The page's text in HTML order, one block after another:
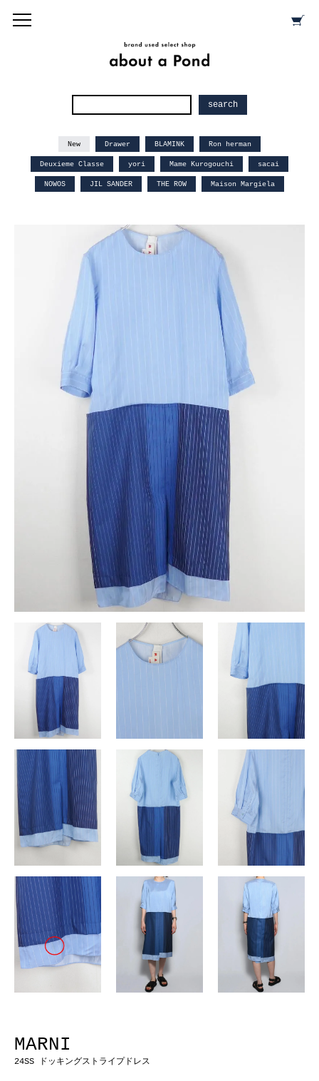
New Drawer BLAMINK Ron herman
Deuxieme Classe yori Mame Kurogouchi sacai
NOWOS JIL SANDER THE ROW Maison Margiela
MARNI
24SS ドッキングストライプドレス